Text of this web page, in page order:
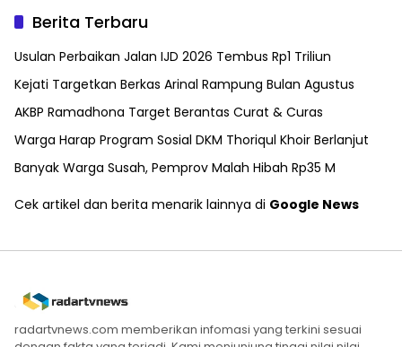
Berita Terbaru
Usulan Perbaikan Jalan IJD 2026 Tembus Rp1 Triliun
Kejati Targetkan Berkas Arinal Rampung Bulan Agustus
AKBP Ramadhona Target Berantas Curat & Curas
Warga Harap Program Sosial DKM Thoriqul Khoir Berlanjut
Banyak Warga Susah, Pemprov Malah Hibah Rp35 M
Cek artikel dan berita menarik lainnya di Google News
radartvnews.com memberikan infomasi yang terkini sesuai